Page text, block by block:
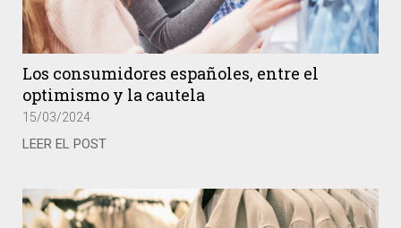
Los consumidores españoles, entre el
optimismo y la cautela
15/03/2024
LEER EL POST